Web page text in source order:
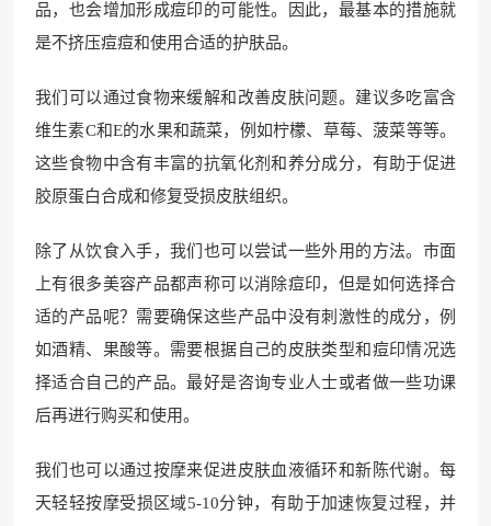
品，也会增加形成痘印的可能性。因此，最基本的措施就
是不挤压痘痘和使用合适的护肤品。
我们可以通过食物来缓解和改善皮肤问题。建议多吃富含
维生素C和E的水果和蔬菜，例如柠檬、草莓、菠菜等等。
这些食物中含有丰富的抗氧化剂和养分成分，有助于促进
胶原蛋白合成和修复受损皮肤组织。
除了从饮食入手，我们也可以尝试一些外用的方法。市面
上有很多美容产品都声称可以消除痘印，但是如何选择合
适的产品呢？需要确保这些产品中没有刺激性的成分，例
如酒精、果酸等。需要根据自己的皮肤类型和痘印情况选
择适合自己的产品。最好是咨询专业人士或者做一些功课
后再进行购买和使用。
我们也可以通过按摩来促进皮肤血液循环和新陈代谢。每
天轻轻按摩受损区域5-10分钟，有助于加速恢复过程，并